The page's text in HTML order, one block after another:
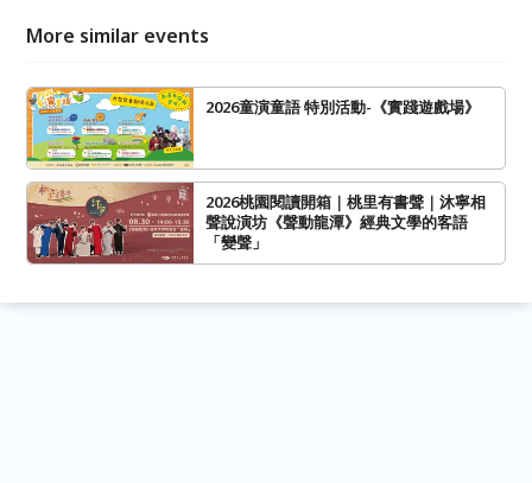
More similar events
2026童演童語 特別活動-《實踐遊戲場》
2026桃園閱讀開箱｜桃里有書聲｜沐寧相
聲說演坊《聲動龍潭》經典文學的客語
「變聲」